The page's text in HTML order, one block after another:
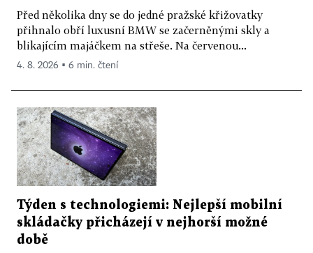
Před několika dny se do jedné pražské křižovatky
přihnalo obří luxusní BMW se začerněnými skly a
blikajícím majáčkem na střeše. Na červenou...
4. 8. 2026 ▪ 6 min. čtení
Týden s technologiemi: Nejlepší mobilní
skládačky přicházejí v nejhorší možné
době